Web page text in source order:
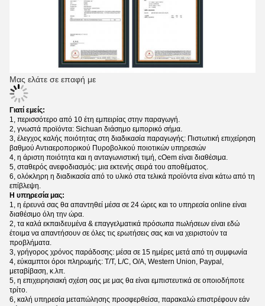
Μας ελάτε σε επαφή με
Γιατί εμείς:
1, περισσότερο από 10 έτη εμπειρίας στην παραγωγή.
2, γνωστά προϊόντα: Sichuan διάσημο εμπορικό σήμα.
3, έλεγχος καλής ποιότητας στη διαδικασία παραγωγής: Πιστωτική επιχείρηση
βαθμού Αντιαεροπορικού Πυροβολικού ποιοτικών υπηρεσιών
4, η άριστη ποιότητα και η ανταγωνιστική τιμή, cOem είναι διαθέσιμα.
5, σταθερός ανεφοδιασμός: μια εκτενής σειρά του αποθέματος.
6, ολόκληρη η διαδικασία από το υλικό στα τελικά προϊόντα είναι κάτω από τη
επίβλεψη.
Η υπηρεσία μας:
1, η έρευνά σας θα απαντηθεί μέσα σε 24 ώρες και το υπηρεσία online είναι
διαθέσιμο όλη την ώρα.
2, τα καλά εκπαιδευμένα & επαγγελματικά πρόσωπα πωλήσεων είναι εδώ
έτοιμα να απαντήσουν σε όλες τις ερωτήσεις σας και να χειριστούν τα
προβλήματα.
3, γρήγορος χρόνος παράδοσης: μέσα σε 15 ημέρες μετά από τη συμφωνία
4, εύκαμπτοι όροι πληρωμής: T/T, L/C, O/A, Western Union, Paypal,
μεταβίβαση, κ.λπ.
5, η επιχειρησιακή σχέση σας με μας θα είναι εμπιστευτικά σε οποιοδήποτε
τρίτο.
6, καλή υπηρεσία μεταπώλησης προσφερθείσα, παρακαλώ επιστρέφουν εάν